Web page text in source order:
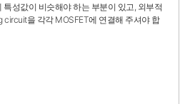
특성값이 비슷해야 하는 부분이 있고, 외부적
circuit을 각각 MOSFET에 연결해 주셔야 합